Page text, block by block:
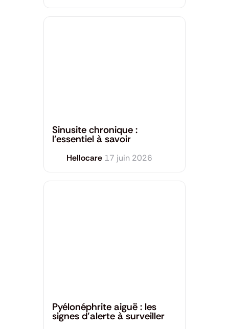
Sinusite chronique :
l’essentiel à savoir
Hellocare 17 juin 2026
Pyélonéphrite aiguë : les
signes d’alerte à surveiller